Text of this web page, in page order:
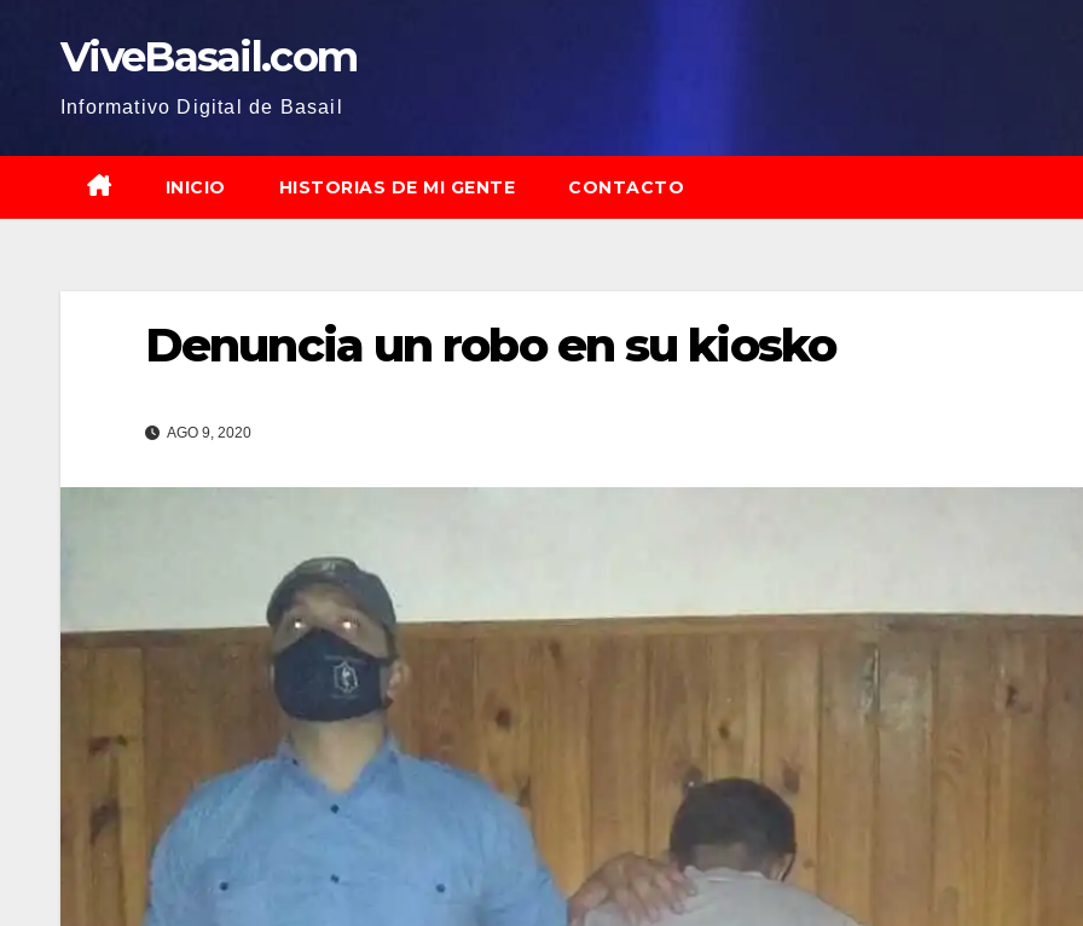
ViveBasail.com
Informativo Digital de Basail
INICIO HISTORIAS DE MI GENTE CONTACTO
Denuncia un robo en su kiosko
AGO 9, 2020